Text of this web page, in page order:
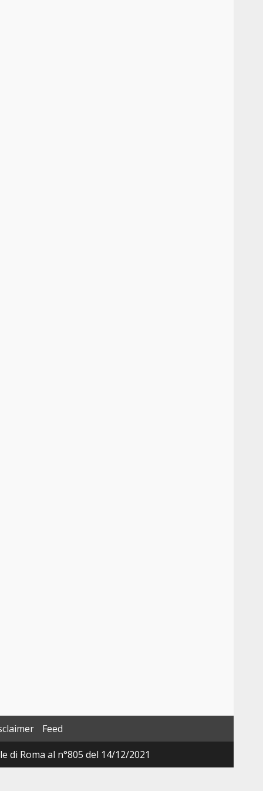
Feed
Roma al n°805 del 14/12/2021